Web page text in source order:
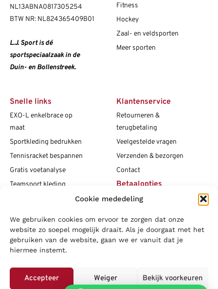
Cookie mededeling
We gebruiken cookies om ervoor te zorgen dat onze
website zo soepel mogelijk draait. Als je doorgaat met het
gebruiken van de website, gaan we er vanuit dat je
hiermee instemt.
Accepteer Weiger Bekijk voorkeuren
NL13ABNA0817305254
BTW NR: NL824365409B01
L.J. Sport is dé
sportspeciaalzaak in de
Duin- en Bollenstreek.
Fitness
Hockey
Zaal- en veldsporten
Meer sporten
Snelle links
EXO-L enkelbrace op
maat
Sportkleding bedrukken
Tennisracket bespannen
Gratis voetanalyse
Teamsport kleding
Vacatures
Blogs
Klantenservice
Retourneren &
terugbetaling
Veelgestelde vragen
Verzenden & bezorgen
Contact
Betaalopties
Social media